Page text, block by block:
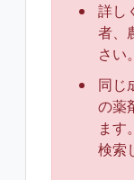
詳し
者、
さい。
同じ
の薬
ます。
検索